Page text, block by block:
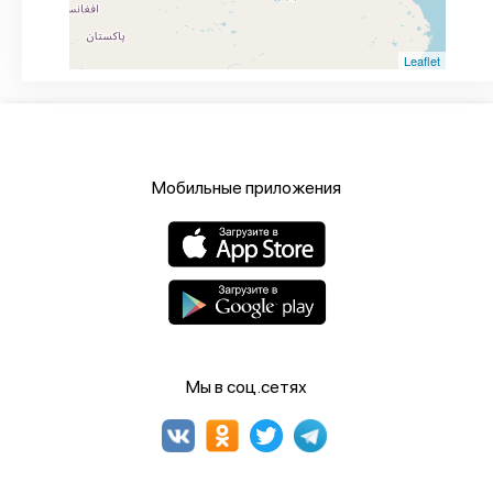
Leaflet
Мобильные приложения
Мы в соц.сетях